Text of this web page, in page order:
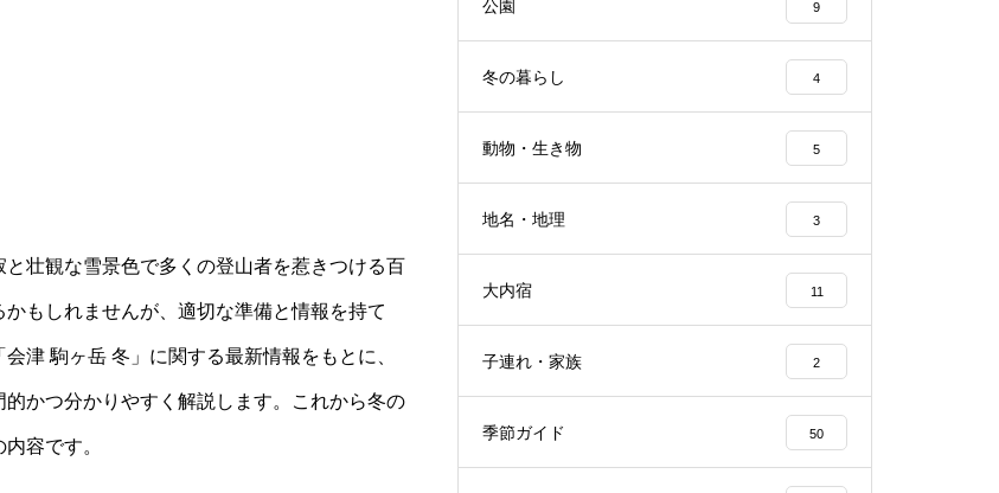
壮観な雪景色で多くの登山者を惹きつける百
もしれませんが、適切な準備と情報を持て
津 駒ヶ岳 冬」に関する最新情報をもとに、
かつ分かりやすく解説します。これから冬の
容です。
公園 9
冬の暮らし 4
動物・生き物 5
地名・地理 3
大内宿 11
子連れ・家族 2
季節ガイド 50